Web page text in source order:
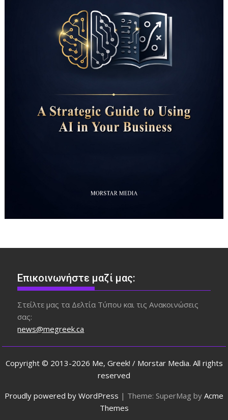
Επικοινωνήστε μαζί μας:
Στείλτε μας τα Δελτία Τύπου και τις Ανακοινώσεις
σας:
news@megreek.ca
Copyright © 2013-2026 Me, Greek! / Morstar Media. All rights
reserved
Proudly powered by WordPress | Theme: SuperMag by Acme
Themes